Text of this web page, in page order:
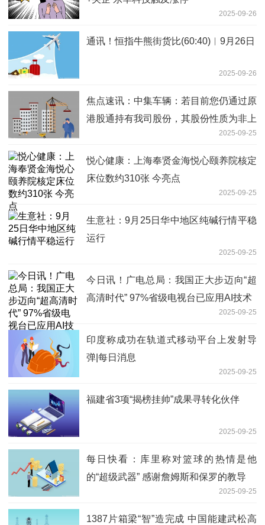
2025-09-26
通讯！恒指牛熊街货比(60:40)︱9月26日
2025-09-26
焦点速讯：中集车辆：若目前您仍通过原
港股通持有我司股份，其股份性质为非上
市外资股，依法享有相关的非上市外资股
股东权利
2025-09-25
悦心健康：上海奉贤金海悦心颐养院核定
床位数约310张 今亮点
2025-09-25
生意社：9月25日华中地区纯碱行情平稳
运行
2025-09-25
今日讯！广电总局：我国正大步迈向“超
高清时代” 97%省级电视台已应用AI技术
2025-09-25
印度称成功在轨道式移动平台上发射导
弹|每日消息
2025-09-25
福建省3项“揭榜挂帅”成果寻转化伙伴
2025-09-25
每日快看：库里称对篮球的热情是他
的“超级武器” 感谢詹姆斯和保罗的教导
2025-09-25
1387片箱梁“智”造完成 中国能建武松高